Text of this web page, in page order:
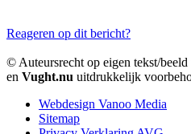
Reageren op dit bericht?
© Auteursrecht op eigen tekst/beeld
en Vught.nu uitdrukkelijk
Webdesign Vanoo Media
Sitemap